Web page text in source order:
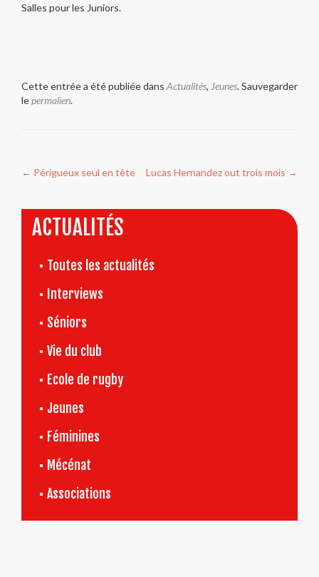
Salles pour les Juniors.
Cette entrée a été publiée dans Actualités, Jeunes. Sauvegarder
lepermalien.
de
l’article
← Périgueux seul en tête Lucas Hernandez out trois mois →
ACTUALITÉS
Toutes les actualités
Interviews
Séniors
Vie du club
Ecole de rugby
Jeunes
Féminines
Mécénat
Associations